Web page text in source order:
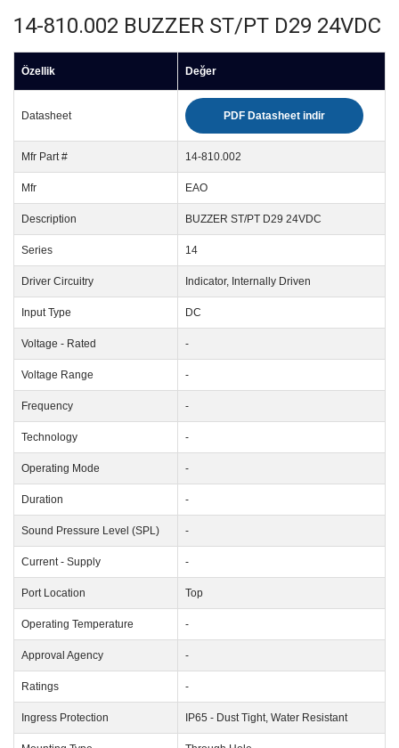
14-810.002 BUZZER ST/PT D29 24VDC
Özellik Değer
Datasheet PDF Datasheet indir
Mfr Part # 14-810.002
Mfr EAO
Description BUZZER ST/PT D29 24VDC
Series 14
Driver Circuitry Indicator, Internally Driven
Input Type DC
Voltage - Rated -
Voltage Range -
Frequency -
Technology -
Operating Mode -
Duration -
Sound Pressure Level (SPL) -
Current - Supply -
Port Location Top
Operating Temperature -
Approval Agency -
Ratings -
Ingress Protection IP65 - Dust Tight, Water Resistant